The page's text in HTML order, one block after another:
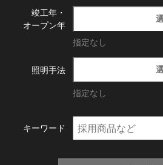
竣工年・
オープン年
指定なし
照明手法
指定なし
キーワード